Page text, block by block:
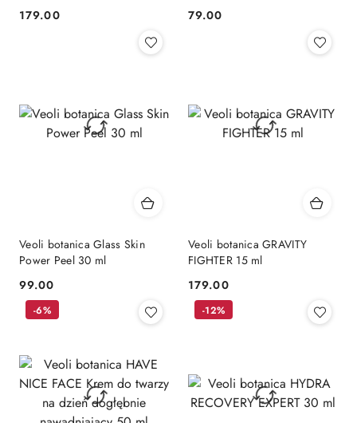
Cena:
179.00 Cena:
79.00
Veoli botanica Glass Skin
Power Peel 30 ml
Cena:
99.00
Veoli botanica GRAVITY
FIGHTER 15 ml
Cena:
179.00
-6% -12%